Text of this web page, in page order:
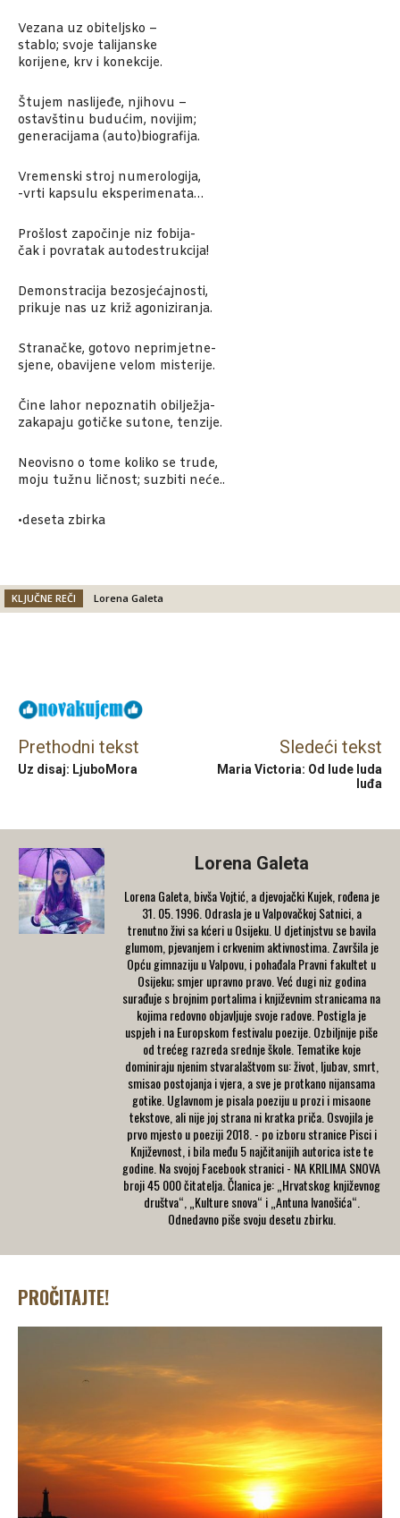
Vezana uz obiteljsko –
stablo; svoje talijanske
korijene, krv i konekcije.
Štujem naslijeđe, njihovu –
ostavštinu budućim, novijim;
generacijama (auto)biografija.
Vremenski stroj numerologija,
-vrti kapsulu eksperimenata…
Prošlost započinje niz fobija-
čak i povratak autodestrukcija!
Demonstracija bezosjećajnosti,
prikuje nas uz križ agoniziranja.
Stranačke, gotovo neprimjetne-
sjene, obavijene velom misterije.
Čine lahor nepoznatih obilježja-
zakapaju gotičke sutone, tenzije.
Neovisno o tome koliko se trude,
moju tužnu ličnost; suzbiti neće..
•deseta zbirka
KLJUČNE REČI Lorena Galeta
Prethodni tekst
Uz disaj: LjuboMora
Sledeći tekst
Maria Victoria: Od lude luda
luđa
Lorena Galeta
Lorena Galeta, bivša Vojtić, a djevojački Kujek, rođena је
31. 05. 1996. Odrasla je u Valpovačkoj Satnici, a
trenutno živi sa kćeri u Osijeku. U djetinjstvu se bavila
glumom, pjevanjem i crkvenim aktivnostima. Završila je
Оpću gimnaziju u Valpovu, i pohađala Pravni fakultet u
Osijeku; smjer upravno pravo. Već dugi niz godina
surađuje s brojnim portalima i književnim stranicama na
kojima redovno objavljuje svoje radove. Postigla jе
uspjeh i na Europskom festivalu poezije. Ozbiljnije piše
od trećeg razreda srednje škole. Tematike koje
dominiraju njenim stvaralaštvom su: život, ljubav, smrt,
smisao postojanja i vjera, a sve je protkano nijansama
gotike. Uglavnom je pisala poeziju u prozi i misaone
tekstove, ali nije joj strana ni kratka priča. Osvojila je
prvo mjesto u poeziji 2018. - po izboru stranice Pisci i
Književnost, i bila među 5 najčitanijih autorica iste te
godine. Na svojoj Facebook stranici - NA KRILIMA SNOVA
broji 45 000 čitatelja. Članica je: „Hrvatskog književnog
društva“, „Kulture snova“ i „Antuna Ivanošića“.
Odnedavno piše svoju desetu zbirku.
PROČITAJTE!